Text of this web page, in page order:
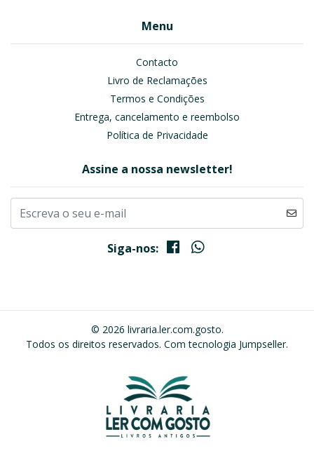
Menu
Contacto
Livro de Reclamações
Termos e Condições
Entrega, cancelamento e reembolso
Política de Privacidade
Assine a nossa newsletter!
Siga-nos:
© 2026 livraria.ler.com.gosto.
Todos os direitos reservados. Com tecnologia Jumpseller.